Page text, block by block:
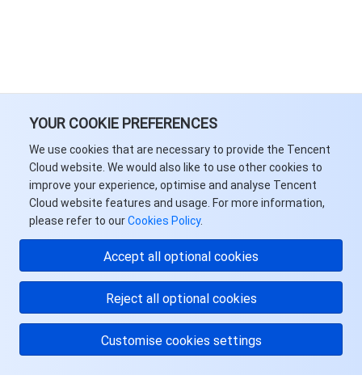
YOUR COOKIE PREFERENCES
We use cookies that are necessary to provide the Tencent
Cloud website. We would also like to use other cookies to
improve your experience, optimise and analyse Tencent
Cloud website features and usage. For more information,
please refer to ourCookies Policy.
Accept all optional cookies
Reject all optional cookies
Customise cookies settings